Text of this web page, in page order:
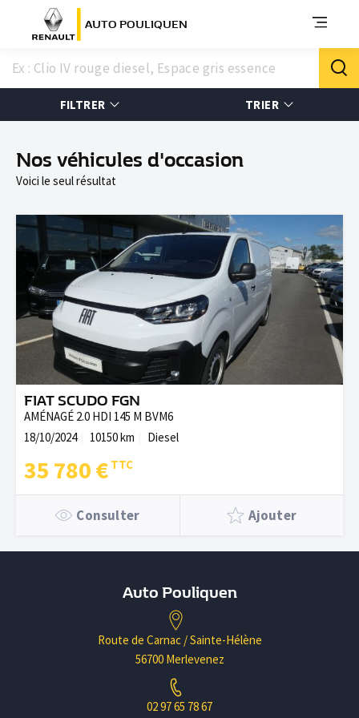
AUTO POULIQUEN
FILTRER TRIER
Nos véhicules d'occasion
Voici le seul résultat
FIAT SCUDO FGN
AMÉNAGÉ 2.0 HDI 145 M BVM6
18/10/2024
10150 km Diesel
35 780 €
Consulter Ajouter
Auto Pouliquen
Route de Carnac / Sainte-Hélène
56700 Merlevenez
02 97 65 78 67